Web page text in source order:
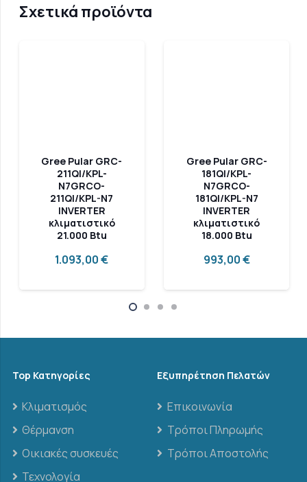
Σχετικά προϊόντα
Gree Pular GRC-
211QI/KPL-
N7GRCO-
211QI/KPL-N7
INVERTER
κλιματιστικό
21.000 Btu
1.093,00€
Gree Pular GRC-
181QI/KPL-
N7GRCO-
181QI/KPL-N7
INVERTER
κλιματιστικό
18.000 Btu
993,00€
Top Κατηγορίες
Κλιματισμός
Θέρμανση
Οικιακές συσκευές
Τεχνολογία
Εξυπηρέτηση Πελατών
Επικοινωνία
Τρόποι Πληρωμής
Τρόποι Αποστολής